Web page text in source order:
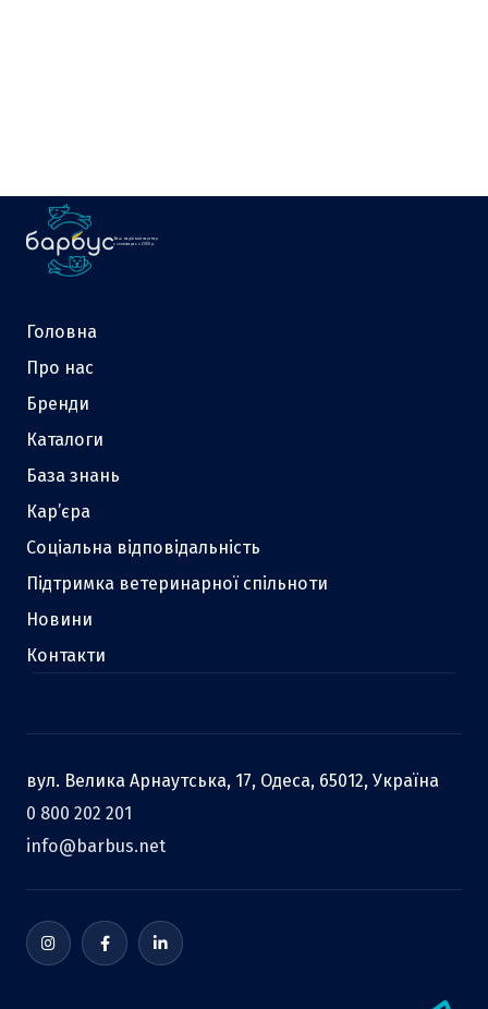
Ваш надійний партнер
у зоотоварах з 2000 р.
Головна
Про нас
Бренди
Каталоги
База знань
Кар’єра
Соціальна відповідальність
Підтримка ветеринарної спільноти
Новини
Контакти
вул. Велика Арнаутська, 17, Одеса, 65012, Україна
0 800 202 201
info@barbus.net